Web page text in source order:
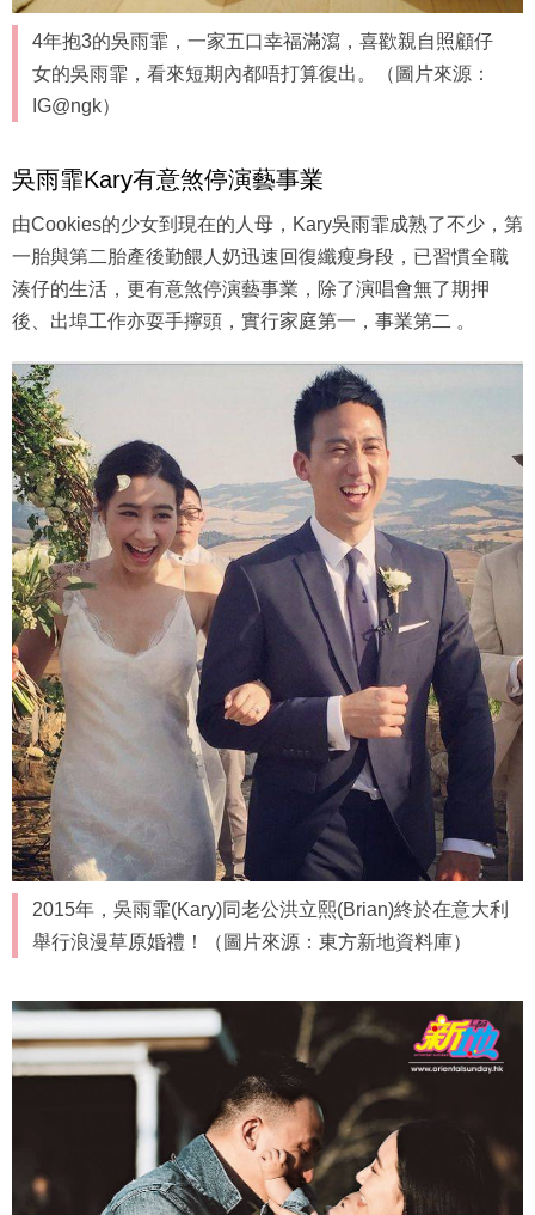
4年抱3的吳雨霏，一家五口幸福滿瀉，喜歡親自照顧仔
女的吳雨霏，看來短期內都唔打算復出。（圖片來源：
IG@ngk）
吳雨霏Kary有意煞停演藝事業
由Cookies的少女到現在的人母，Kary吳雨霏成熟了不少，第
一胎與第二胎產後勤餵人奶迅速回復纖瘦身段，已習慣全職
湊仔的生活，更有意煞停演藝事業，除了演唱會無了期押
後、出埠工作亦耍手擰頭，實行家庭第一，事業第二 。
2015年，吳雨霏(Kary)同老公洪立熙(Brian)終於在意大利
舉行浪漫草原婚禮！（圖片來源：東方新地資料庫）